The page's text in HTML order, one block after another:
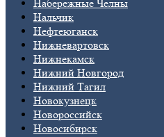
Набережные Челны
Нальчик
Нефтеюганск
Нижневартовск
Нижнекамск
Нижний Новгород
Нижний Тагил
Новокузнецк
Новороссийск
Новосибирск